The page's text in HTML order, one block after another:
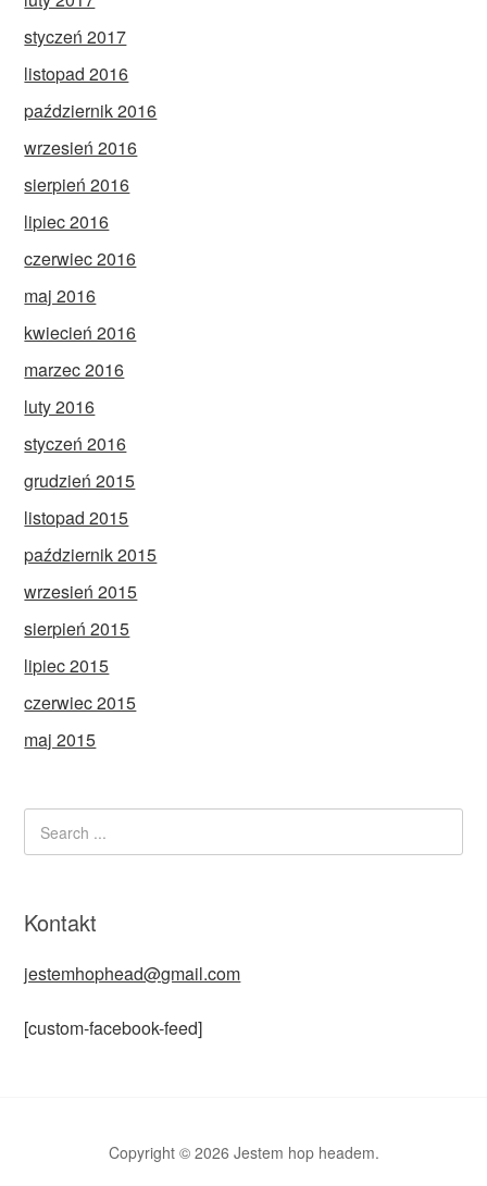
styczeń 2017
listopad 2016
październik 2016
wrzesień 2016
sierpień 2016
lipiec 2016
czerwiec 2016
maj 2016
kwiecień 2016
marzec 2016
luty 2016
styczeń 2016
grudzień 2015
listopad 2015
październik 2015
wrzesień 2015
sierpień 2015
lipiec 2015
czerwiec 2015
maj 2015
Kontakt
jestemhophead@gmail.com
[custom-facebook-feed]
Copyright © 2026 Jestem hop headem.